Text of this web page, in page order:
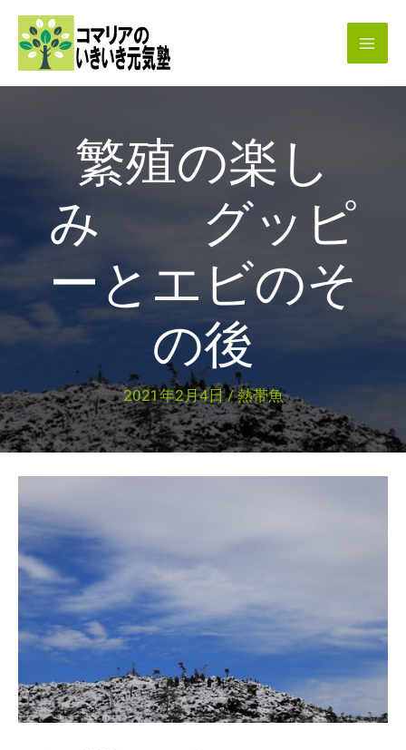
繁殖の楽し
み グッピ
ーとエビのそ
の後
2021年2月4日/熱帯魚